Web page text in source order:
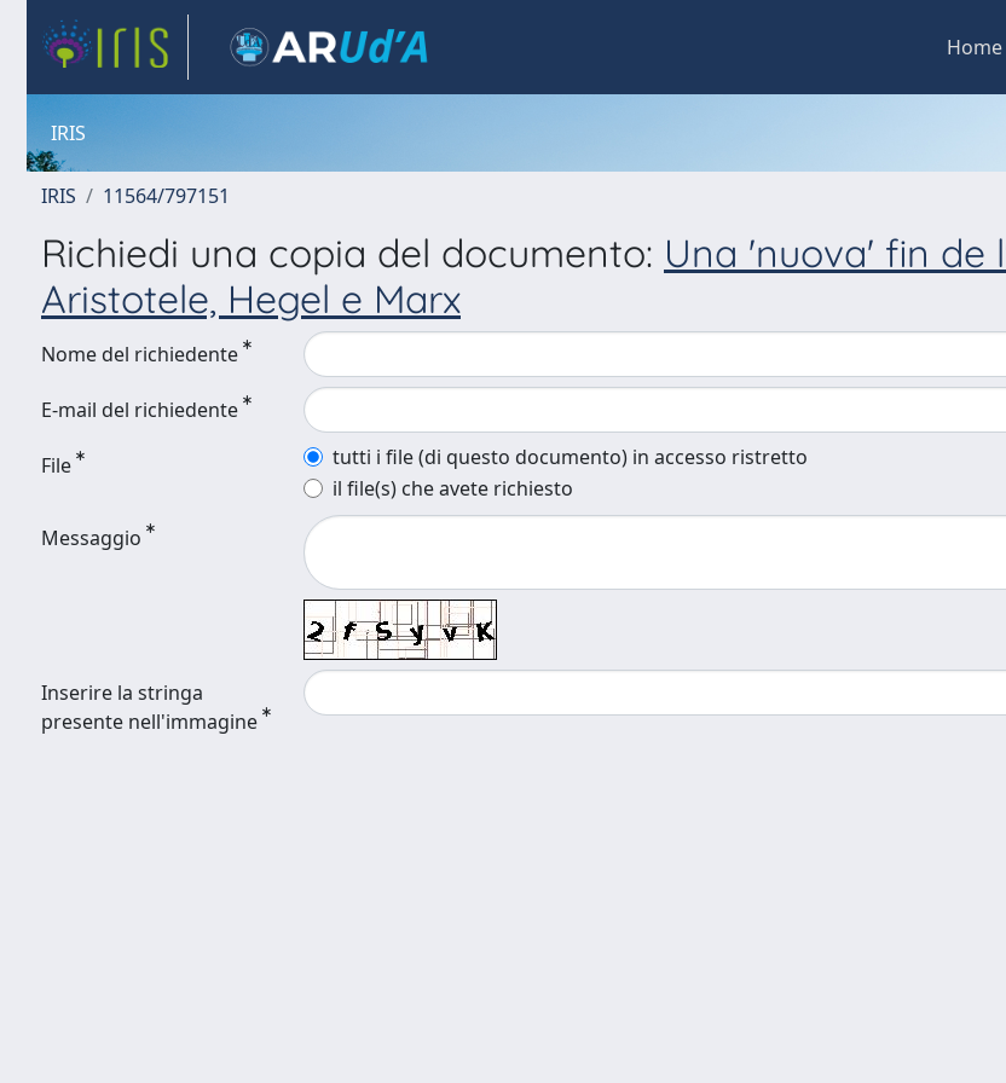
Home
IRIS
IRIS 11564/797151
Richiedi una copia del documento: Una 'nuova' fin de
Aristotele, Hegel e Marx
Nome del richiedente
E-mail del richiedente
File
tutti i file (di questo documento) in accesso ristretto
il file(s) che avete richiesto
Messaggio
Inserire la stringa
presente nell'immagine